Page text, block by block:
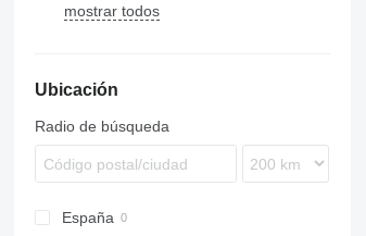
mostrar todos
Ubicación
Radio de búsqueda
España